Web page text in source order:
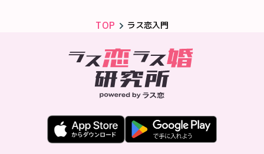
TOP ラス恋入門